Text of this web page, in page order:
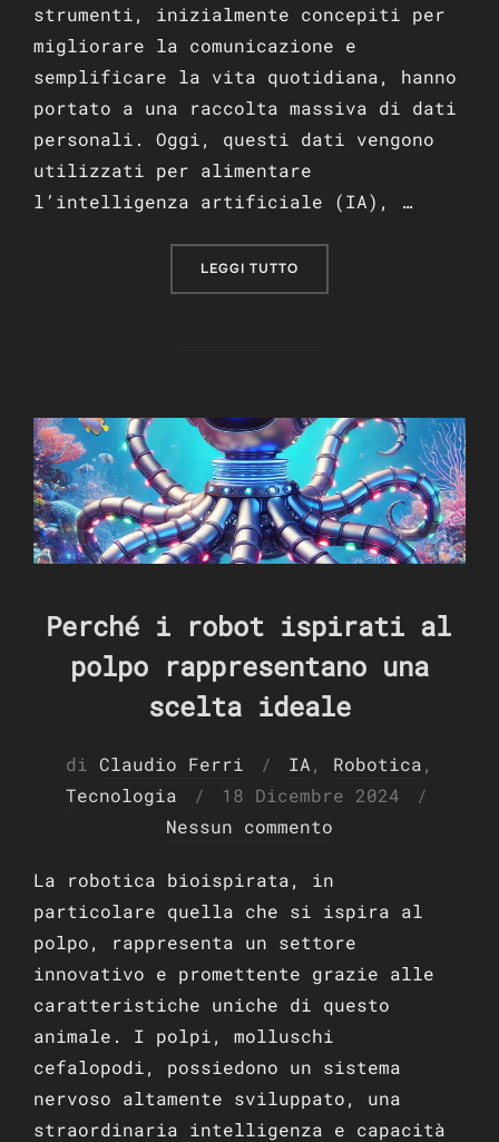
strumenti, inizialmente concepiti per
migliorare la comunicazione e
semplificare la vita quotidiana, hanno
portato a una raccolta massiva di dati
personali. Oggi, questi dati vengono
utilizzati per alimentare
l’intelligenza artificiale (IA), …
LEGGI TUTTO
Perché i robot ispirati al
polpo rappresentano una
scelta ideale
di Claudio Ferri IA, Robotica,
Tecnologia
Pubblicato
il
18 Dicembre 2024
Nessun commento
La robotica bioispirata, in
particolare quella che si ispira al
polpo, rappresenta un settore
innovativo e promettente grazie alle
caratteristiche uniche di questo
animale. I polpi, molluschi
cefalopodi, possiedono un sistema
nervoso altamente sviluppato, una
straordinaria intelligenza e capacità